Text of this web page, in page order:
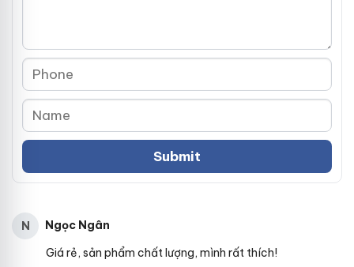
N
Ngọc Ngân
Giá rẻ, sản phẩm chất lượng, mình rất thích!